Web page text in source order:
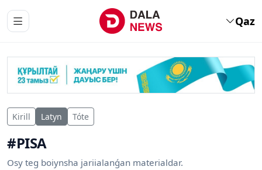
Qaz
Kirill Latyn Tóte
#PISA
Osy teg boiynsha jariialanǵan materialdar.